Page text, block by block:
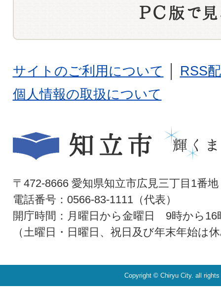
サイトのご利用について
RSS
個人情報の取扱について
〒472-8666 愛知県知立市広見三丁目1番地
電話番号：0566-83-1111（代表）
開庁時間：月曜日から金曜日 9時から16
（土曜日・日曜日、祝日及び年末年始は
Copyright © Chiryu City. all rights